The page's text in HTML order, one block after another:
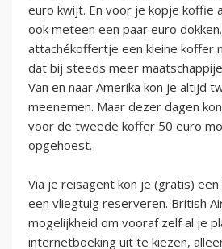
euro kwijt. En voor je kopje koffie
ook meteen een paar euro
attachékoffertje een kleine koffer
dat bij steeds meer
Van en naar Amerika kon je altijd
meenemen. Maar dezer dagen
voor de tweede koffer 50 euro
opgehoest.
Via je reisagent kon je (gratis)
een vliegtuig reserveren. British
mogelijkheid om vooraf zelf al je
internetboeking uit te kiezen,